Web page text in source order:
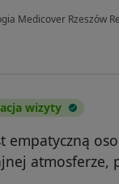
Medicover Rzeszów
wizyty
empatyczną
atmosferze,